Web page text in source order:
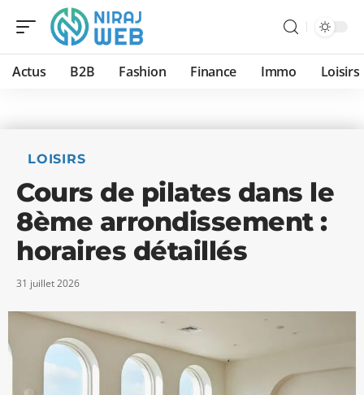
Actus B2B Fashion Finance Immo Loisirs
LOISIRS
Cours de pilates dans le
8ème arrondissement :
horaires détaillés
31 juillet 2026